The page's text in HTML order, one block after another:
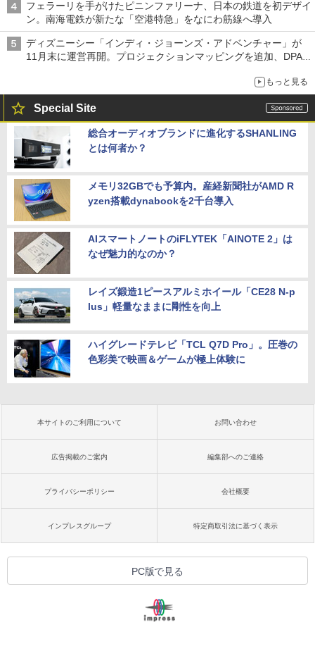
フェラーリを手がけたピニンファリーナ、日本の鉄道を初デザイ
ン。南海電鉄が新たな「空港特急」をなにわ筋線へ導入
ディズニーシー「インディ・ジョーンズ・アドベンチャー」が
11月末に運営再開。プロジェクションマッピングを追加、DPA
もっと見る
Special Site
総合オーディオブランドに進化するSHANLING
とは何者か？
メモリ32GBでも予算内。産経新聞社がAMD R
yzen搭載dynabookを2千台導入
AIスマートノートのiFLYTEK「AINOTE 2」は
なぜ魅力的なのか？
レイズ鍛造1ピースアルミホイール「CE28 N-p
lus」軽量なままに剛性を向上
ハイグレードテレビ「TCL Q7D Pro」。圧巻の
色彩美で映画＆ゲームが極上体験に
本サイトのご利用について お問い合わせ
広告掲載のご案内 編集部へのご連絡
プライバシーポリシー 会社概要
インプレスグループ 特定商取引法に基づく表示
PC版で見る